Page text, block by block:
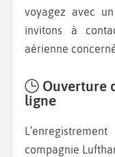
voyagez avec
invitons à
aérienne
Ouverture
ligne
L’enregistrement en ligne sur le site de la
compagnie